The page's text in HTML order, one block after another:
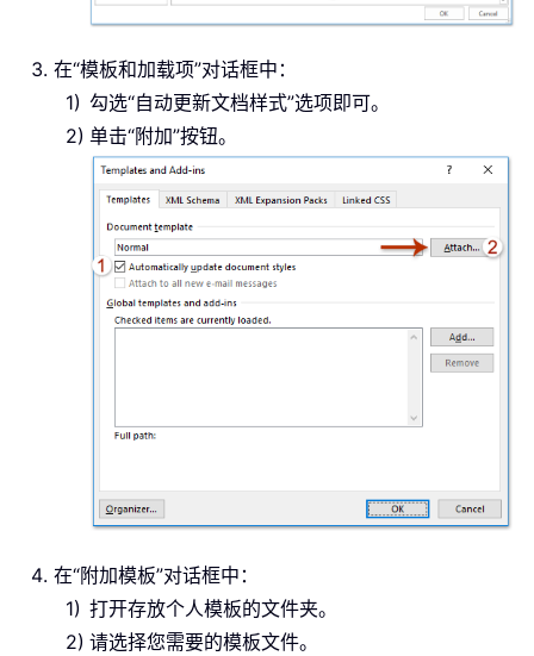
在“模板和加载项”对话框中：
勾选“自动更新文档样式”选项即可。
单击“附加”按钮。
在“附加模板”对话框中：
打开存放个人模板的文件夹。
请选择您需要的模板文件。